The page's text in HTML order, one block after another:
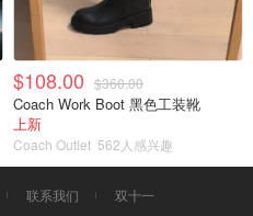
$108.00 $360.00
Coach Work Boot 黑色工装靴
上新
Coach Outlet 562人感兴趣
联系我们
双十一